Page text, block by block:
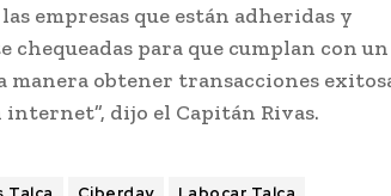
empresas que están adheridas y
para que cumplan con un
manera obtener transacciones
dijo el Capitán Rivas.